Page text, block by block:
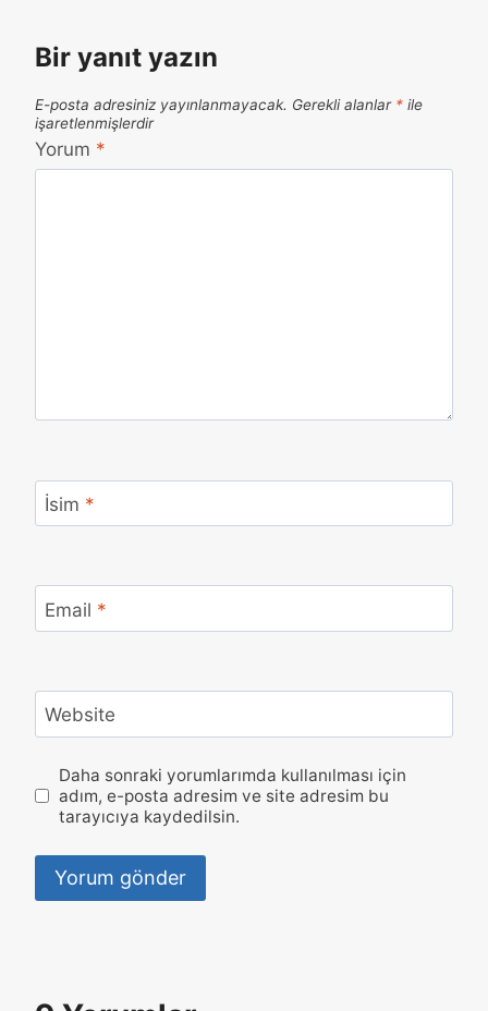
Bir yanıt yazın
E-posta adresiniz yayınlanmayacak. Gerekli alanlar * ile
işaretlenmişlerdir
Yorum *
İsim *
Email *
Website
Daha sonraki yorumlarımda kullanılması için
adım, e-posta adresim ve site adresim bu
tarayıcıya kaydedilsin.